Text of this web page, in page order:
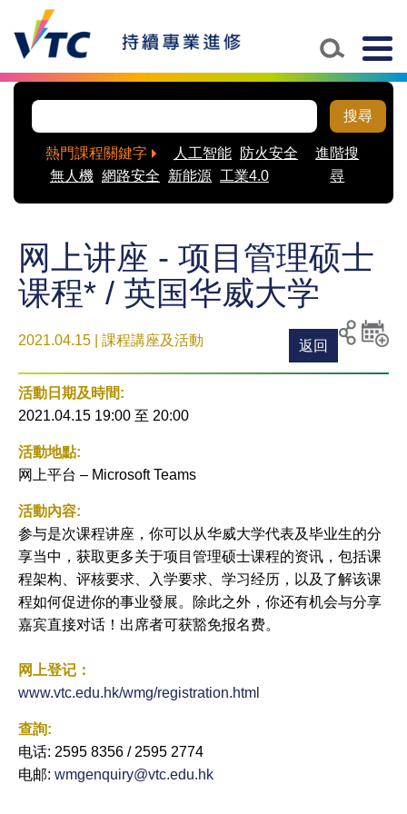
搜尋
熱門課程關鍵字 人工智能
防火安全
無人機 網路安全 新能源 工業4.0
進階搜
尋
网上讲座 - 项目管理硕士
课程* / 英国华威大学
2021.04.15 | 課程講座及活動 返回
活動日期及時間:
2021.04.15 19:00 至 20:00
活動地點:
网上平台 – Microsoft Teams
活動內容:
参与是次课程讲座，你可以从华威大学代表及毕业生的分
享当中，获取更多关于项目管理硕士课程的资讯，包括课
程架构、评核要求、入学要求、学习经历，以及了解该课
程如何促进你的事业發展。除此之外，你还有机会与分享
嘉宾直接对话！出席者可获豁免报名费。
网上登记：
www.vtc.edu.hk/wmg/registration.html
查詢:
电话: 2595 8356 / 2595 2774
电邮: wmgenquiry@vtc.edu.hk